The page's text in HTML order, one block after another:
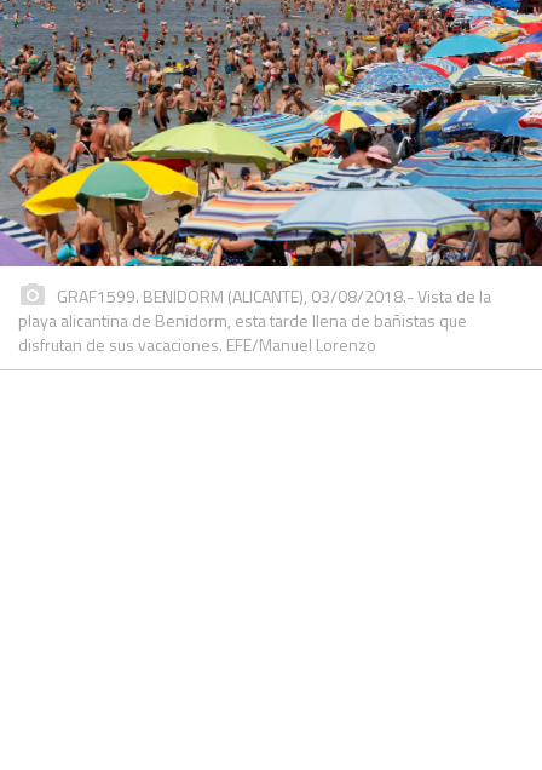
GRAF1599. BENIDORM (ALICANTE), 03/08/2018.- Vista de la
playa alicantina de Benidorm, esta tarde llena de bañistas que
disfrutan de sus vacaciones. EFE/Manuel Lorenzo